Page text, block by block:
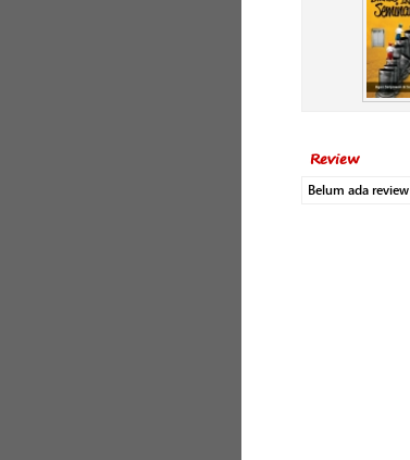
Review
Belum ada review